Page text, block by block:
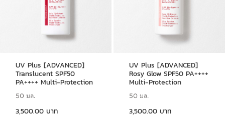
UV Plus [ADVANCED]
Translucent SPF50
PA++++ Multi-Protection
50 มล.
3,500.00 บาท
UV Plus [ADVANCED]
Rosy Glow SPF50 PA++++
Multi-Protection
50 มล.
3,500.00 บาท